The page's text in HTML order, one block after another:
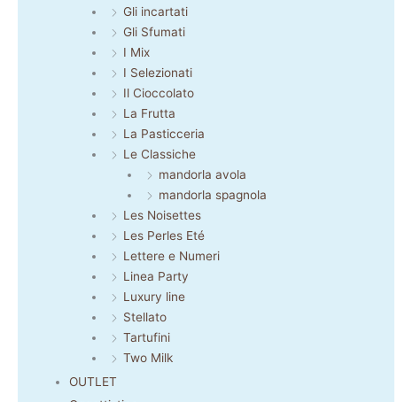
Gli incartati
Gli Sfumati
I Mix
I Selezionati
Il Cioccolato
La Frutta
La Pasticceria
Le Classiche
mandorla avola
mandorla spagnola
Les Noisettes
Les Perles Eté
Lettere e Numeri
Linea Party
Luxury line
Stellato
Tartufini
Two Milk
OUTLET